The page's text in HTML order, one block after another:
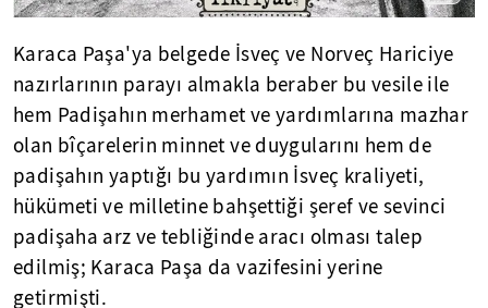
Karaca Paşa'ya belgede İsveç ve Norveç Hariciye
nazırlarının parayı almakla beraber bu vesile ile
hem Padişahın merhamet ve yardımlarına mazhar
olan bîçarelerin minnet ve duygularını hem de
padişahın yaptığı bu yardımın İsveç kraliyeti,
hükümeti ve milletine bahşettiği şeref ve sevinci
padişaha arz ve tebliğinde aracı olması talep
edilmiş; Karaca Paşa da vazifesini yerine
getirmişti.